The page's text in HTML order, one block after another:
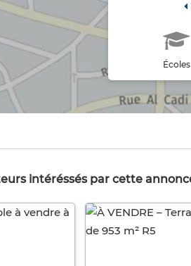
Écoles
intéréssés par cette